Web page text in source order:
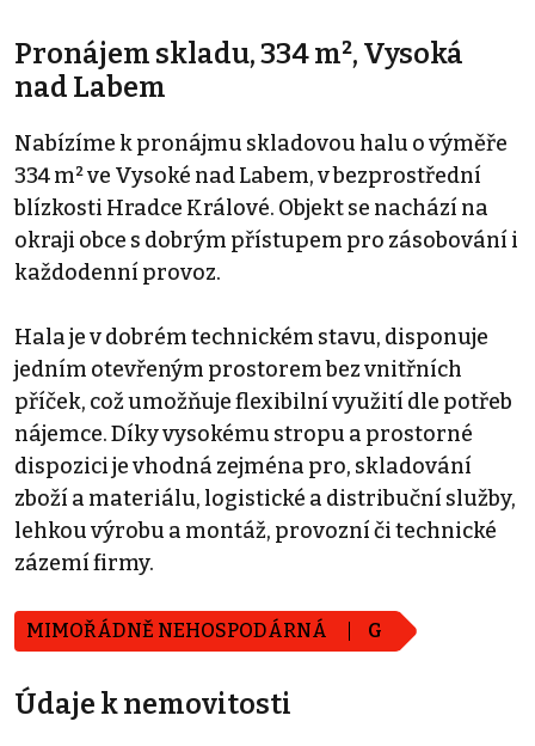
Pronájem skladu, 334 m², Vysoká
nad Labem
Nabízíme k pronájmu skladovou halu o výměře
334 m² ve Vysoké nad Labem, v bezprostřední
blízkosti Hradce Králové. Objekt se nachází na
okraji obce s dobrým přístupem pro zásobování i
každodenní provoz.
Hala je v dobrém technickém stavu, disponuje
jedním otevřeným prostorem bez vnitřních
příček, což umožňuje flexibilní využití dle potřeb
nájemce. Díky vysokému stropu a prostorné
dispozici je vhodná zejména pro, skladování
zboží a materiálu, logistické a distribuční služby,
lehkou výrobu a montáž, provozní či technické
zázemí firmy.
MIMOŘÁDNĚ NEHOSPODÁRNÁ G
Údaje k nemovitosti